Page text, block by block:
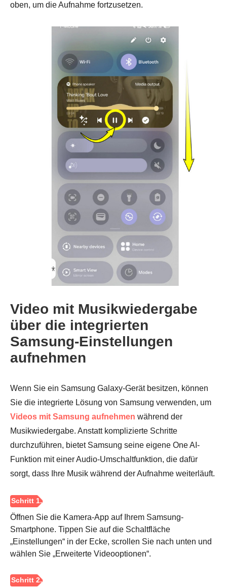
Schritt 3.
Schritt 4.
oben, um die Aufnahme fortzusetzen.
Video mit Musikwiedergabe
über die integrierten
Samsung-Einstellungen
aufnehmen
Wenn Sie ein Samsung Galaxy-Gerät besitzen, können
Sie die integrierte Lösung von Samsung verwenden, um
Videos mit Samsung aufnehmen während der
Musikwiedergabe. Anstatt komplizierte Schritte
durchzuführen, bietet Samsung seine eigene One AI-
Funktion mit einer Audio-Umschaltfunktion, die dafür
sorgt, dass Ihre Musik während der Aufnahme weiterläuft.
Öffnen Sie die Kamera-App auf Ihrem Samsung-
Smartphone. Tippen Sie auf die Schaltfläche
„Einstellungen“ in der Ecke, scrollen Sie nach unten und
wählen Sie „Erweiterte Videooptionen“.